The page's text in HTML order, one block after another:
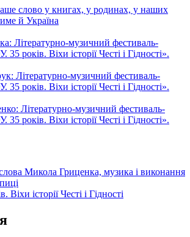
слово у книгах, у родинах, у наших
й Україна
Літературно-музичний фестиваль-
років. Віхи історії Честі і Гідності».
Літературно-музичний фестиваль-
років. Віхи історії Честі і Гідності».
Літературно-музичний фестиваль-
років. Віхи історії Честі і Гідності».
Микола Гриценка, музика і виконання
Віхи історії Честі і Гідності